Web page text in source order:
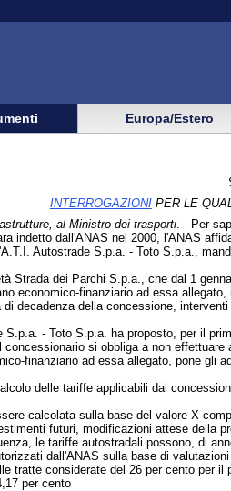
Europa/Estero
INTERROGAZIONIPER LE
al Ministro dei trasporti. - Per
indetto dall'ANAS nel 2000, l'ANAS
Autostrade S.p.a. - Toto S.p.a.,
Strada dei Parchi S.p.a., che dal 1
economico-finanziario ad essa
decadenza della concessione,
S.p.a. - Toto S.p.a. ha proposto, per il
si obbliga a non
finanziario ad essa allegato, pone gli
delle tariffe applicabili dal
calcolata sulla base del valore X
futuri, modificazioni attese della
le tariffe autostradali possono, di
dall'ANAS sulla base di
tratte considerate del 26 per cento per
per cento